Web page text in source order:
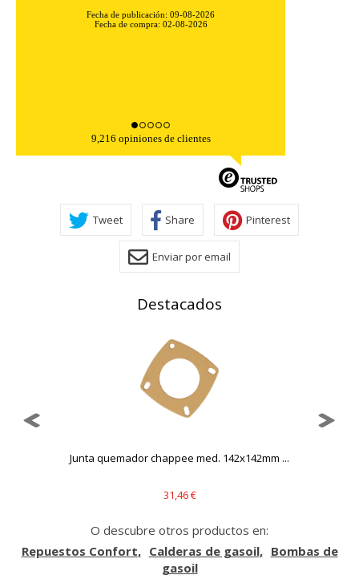
Fecha de publicación: 09-08-2026
Fecha de compra: 02-08-2026
9,216 opiniones de clientes
Tweet Share Pinterest
Enviar por email
Destacados
Junta quemador chappee med. 142x142mm ...
31,46 €
O descubre otros productos en:
Repuestos Confort
Calderas de gasoil
Bombas de
gasoil
funcione y no se pueden desactivar en nuestros sistemas.
wp-settings-time-1, _evCo, _evCoLT
Estas cookies nos permiten contar las visitas y fuentes de
tráfico para poder evaluar el rendimiento de nuestro sitio y
mejorarlo. Nos ayudan a saber qué páginas son las más o
menos visitadas, y cómo los visitantes navegan por el sitio.
Toda la información que recogen estas cookies es
agregada y, por lo tanto, es anónima.
_utma,_utmb,_utmc,_utmz,_utmt,_utmz,_atuvc,_atuvs, _ga,
_gid, _evPromtCookies
Estas cookies pueden ser establecidas a través de nuestro
sitio por nuestros socios publicitarios. Pueden ser
utilizadas por esas empresas para crear un perfil de sus
intereses y mostrarle anuncios relevantes en otros sitios.
dispositivo de Internet.
_evAd, _evCoupon, _evSubscription, _evPromt
GUARDAR CONFIGURACIÓN